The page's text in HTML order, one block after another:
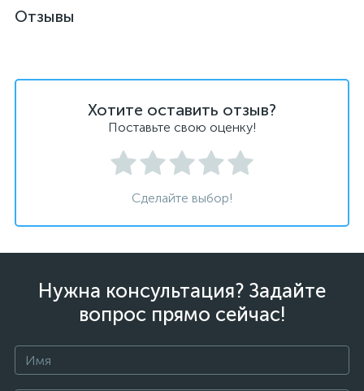
Отзывы
Хотите оставить отзыв?
Поставьте свою оценку!
Сделайте выбор!
Нужна консультация? Задайте
вопрос прямо сейчас!